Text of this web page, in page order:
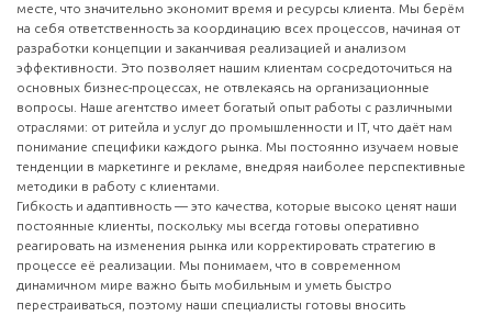
месте, что значительно экономит время и ресурсы клиента. Мы берём
на себя ответственность за координацию всех процессов, начиная от
разработки концепции и заканчивая реализацией и анализом
эффективности. Это позволяет нашим клиентам сосредоточиться на
основных бизнес-процессах, не отвлекаясь на организационные
вопросы. Наше агентство имеет богатый опыт работы с различными
отраслями: от ритейла и услуг до промышленности и IT, что даёт нам
понимание специфики каждого рынка. Мы постоянно изучаем новые
тенденции в маркетинге и рекламе, внедряя наиболее перспективные
методики в работу с клиентами.
Гибкость и адаптивность — это качества, которые высоко ценят наши
постоянные клиенты, поскольку мы всегда готовы оперативно
реагировать на изменения рынка или корректировать стратегию в
процессе её реализации. Мы понимаем, что в современном
динамичном мире важно быть мобильным и уметь быстро
перестраиваться, поэтому наши специалисты готовы вносить